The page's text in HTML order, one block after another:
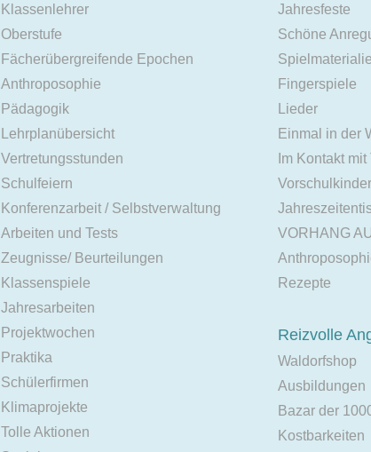
Klassenlehrer
Oberstufe
Fächerübergreifende Epochen
Anthroposophie
Pädagogik
Lehrplanübersicht
Vertretungsstunden
Schulfeiern
Konferenzarbeit / Selbstverwaltung
Arbeiten und Tests
Zeugnisse/ Beurteilungen
Klassenspiele
Jahresarbeiten
Projektwochen
Praktika
Schülerfirmen
Klimaprojekte
Tolle Aktionen
Jahresfeste
Schöne
Fingerspiele
Lieder
Einmal in der
Im Kontakt mit
Vorschulkinder
VORHANG
Rezepte
Reizvolle
Waldorfshop
Ausbildungen
Bazar der
Kostbarkeiten